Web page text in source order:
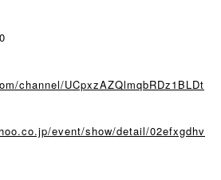
channel/UCpxzAZQlmqbRDz1BLDt
event/show/detail/02efxgdhv